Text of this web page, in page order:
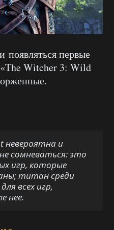
появляться первые
Witcher 3: Wild
невероятна и
сомневаться: это
игр, которые
титан среди
всех игр,
нее.